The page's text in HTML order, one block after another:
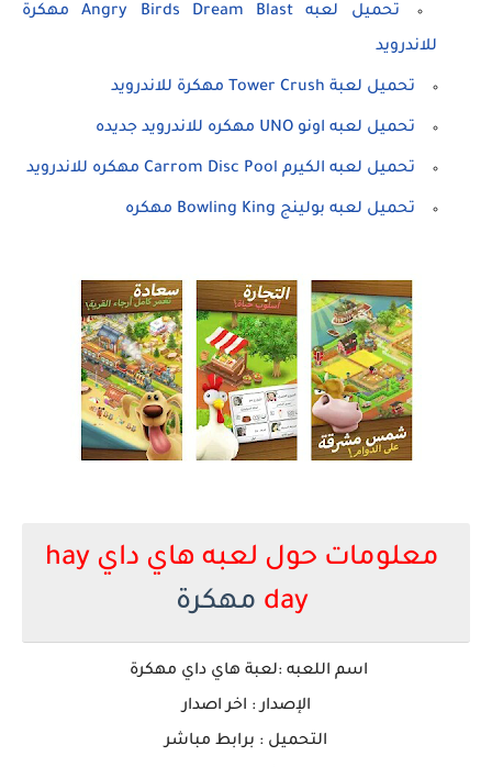
تحميل لعبه Angry Birds Dream Blast مهكرة
للاندرويد
تحميل لعبة Tower Crush مهكرة للاندرويد
تحميل لعبه اونو UNO مهكره للاندرويد جديده
تحميل لعبه الكيرم Carrom Disc Pool مهكره للاندرويد
تحميل لعبه بولينج Bowling King مهكره
معلومات حول لعبه هاي داي hay
day مهكرة
اسم اللعبه :لعبة هاي داي مهكرة
الإصدار : اخر اصدار
التحميل : برابط مباشر